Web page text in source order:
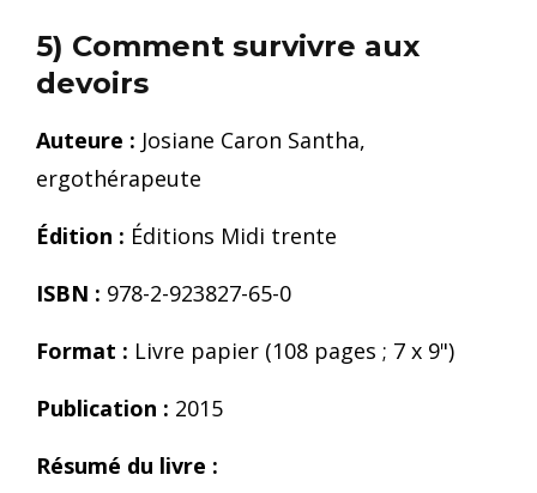
5) Comment survivre aux
devoirs
Auteure : Josiane Caron Santha,
ergothérapeute
Édition : Éditions Midi trente
ISBN : 978-2-923827-65-0
Format : Livre papier (108 pages ; 7 x 9")
Publication : 2015
Résumé du livre :